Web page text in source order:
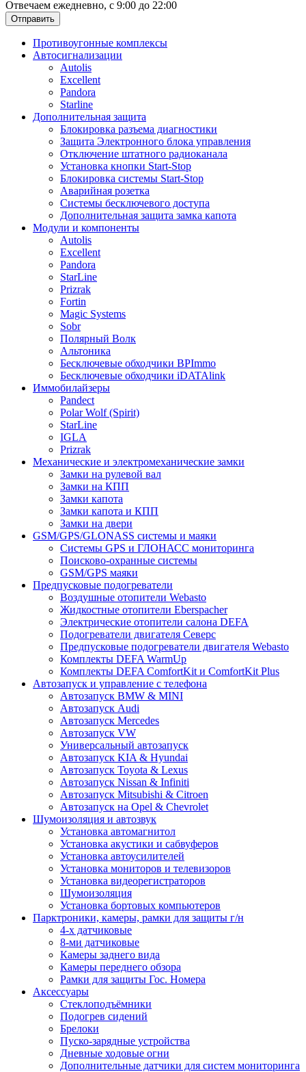
Отвечаем ежедневно, с 9:00 до 22:00
Отправить
Противоугонные комплексы
Автосигнализации
Autolis
Excellent
Pandora
Starline
Дополнительная защита
Блокировка разъема диагностики
Защита Электронного блока управления
Отключение штатного радиоканала
Установка кнопки Start-Stop
Блокировка системы Start-Stop
Аварийная розетка
Системы бесключевого доступа
Дополнительная защита замка капота
Модули и компоненты
Autolis
Excellent
Pandora
StarLine
Prizrak
Fortin
Magic Systems
Sobr
Полярный Волк
Альтоника
Бесключевые обходчики BPImmo
Бесключевые обходчики iDATAlink
Иммобилайзеры
Pandect
Polar Wolf (Spirit)
StarLine
IGLA
Prizrak
Механические и электромеханические замки
Замки на рулевой вал
Замки на КПП
Замки капота
Замки капота и КПП
Замки на двери
GSM/GPS/GLONASS системы и маяки
Системы GPS и ГЛОНАСС мониторинга
Поисково-охранные системы
GSM/GPS маяки
Предпусковые подогреватели
Воздушные отопители Webasto
Жидкостные отопители Eberspacher
Электрические отопители салона DEFA
Подогреватели двигателя Северс
Предпусковые подогреватели двигателя Webasto
Комплекты DEFA WarmUp
Комплекты DEFA ComfortKit и ComfortKit Plus
Автозапуск и управление с телефона
Автозапуск BMW & MINI
Автозапуск Audi
Автозапуск Mercedes
Автозапуск VW
Универсальный автозапуск
Автозапуск KIA & Hyundai
Автозапуск Toyota & Lexus
Автозапуск Nissan & Infiniti
Автозапуск Mitsubishi & Citroen
Автозапуск на Opel & Chevrolet
Шумоизоляция и автозвук
Установка автомагнитол
Установка акустики и сабвуферов
Установка автоусилителей
Установка мониторов и телевизоров
Установка видеорегистраторов
Шумоизоляция
Установка бортовых компьютеров
Парктроники, камеры, рамки для защиты г/н
4-х датчиковые
8-ми датчиковые
Камеры заднего вида
Камеры переднего обзора
Рамки для защиты Гос. Номера
Аксессуары
Стеклоподъёмники
Подогрев сидений
Брелоки
Пуско-зарядные устройства
Дневные ходовые огни
Дополнительные датчики для систем мониторинга